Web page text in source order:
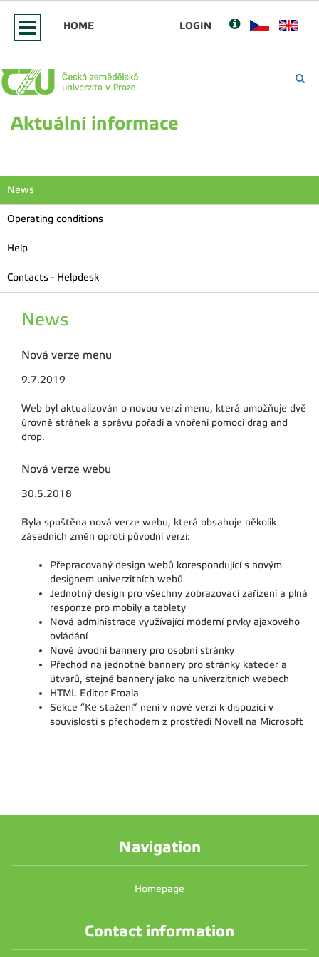
HOME LOGIN
Aktuální informace
News
Operating conditions
Help
Contacts - Helpdesk
News
Nová verze menu
9.7.2019
Web byl aktualizován o novou verzi menu, která umožňuje dvě
úrovně stránek a správu pořadí a vnoření pomocí drag and
drop.
Nová verze webu
30.5.2018
Byla spuštěna nová verze webu, která obsahuje několik
zásadních změn oproti původní verzi:
Přepracovaný design webů korespondující s novým
designem univerzitních webů
Jednotný design pro všechny zobrazovací zařízení a plná
responze pro mobily a tablety
Nová administrace využívající moderní prvky ajaxového
ovládání
Nové úvodní bannery pro osobní stránky
Přechod na jednotné bannery pro stránky kateder a
útvarů, stejné bannery jako na univerzitních webech
HTML Editor Froala
Sekce “Ke stažení” není v nové verzi k dispozici v
souvislosti s přechodem z prostředí Novell na Microsoft
Navigation
Homepage
Contact information